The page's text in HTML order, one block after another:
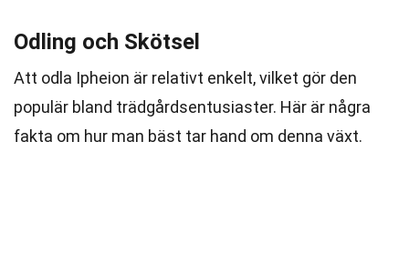
Odling och Skötsel
Att odla Ipheion är relativt enkelt, vilket gör den
populär bland trädgårdsentusiaster. Här är några
fakta om hur man bäst tar hand om denna växt.